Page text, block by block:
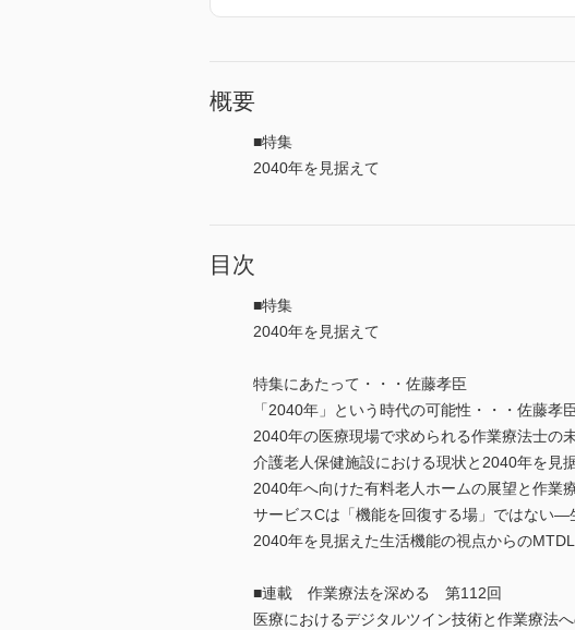
概要
■特集
2040年を見据えて
目次
■特集
2040年を見据えて
特集にあたって・・・佐藤孝臣
「2040年」という時代の可能性・・・佐藤孝
2040年の医療現場で求められる作業療法士の
介護老人保健施設における現状と2040年を見
2040年へ向けた有料老人ホームの展望と作
サービスCは「機能を回復する場」ではない
2040年を見据えた生活機能の視点からの
■連載 作業療法を深める 第112回
医療におけるデジタルツイン技術と作業療法